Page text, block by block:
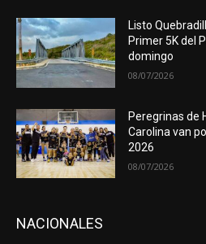
Listo
Primer 5K del
domingo
08/07/2026
Peregrinas de
Carolina van
2026
08/07/2026
NACIONALES